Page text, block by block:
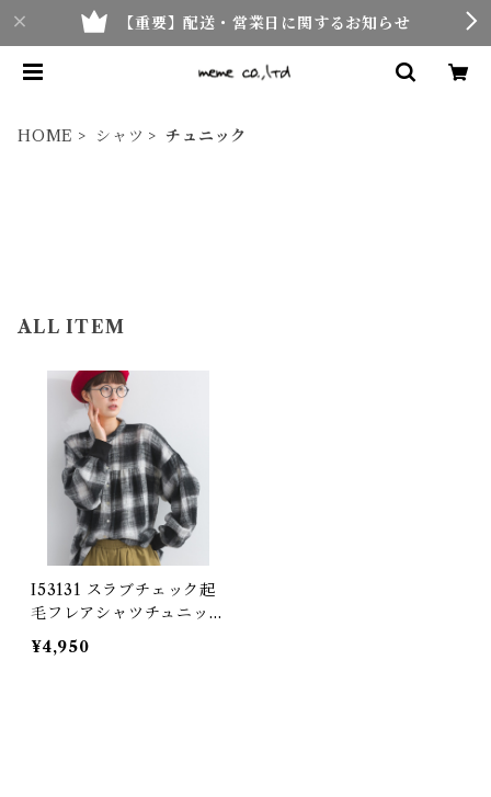
【重要】配送・営業日に関するお知らせ
HOME シャツ チュニック
ALL ITEM
I53131 スラブチェック起
毛フレアシャツチュニック
/ Slub Check Brushed
Flare Shirt Tunic
¥4,950